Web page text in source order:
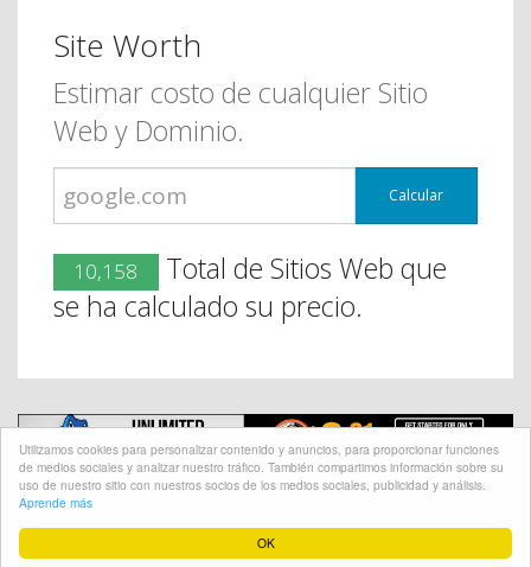
OK
Utilizamos cookies para personalizar contenido y anuncios, para proporcionar funciones
de medios sociales y analizar nuestro tráfico. También compartimos información sobre su
uso de nuestro sitio con nuestros socios de los medios sociales, publicidad y análisis.
Aprende más
Site Worth
Estimar costo de cualquier Sitio
Web y Dominio.
Calcular
10,158
Total de Sitios Web que
se ha calculado su precio.
@ CopyRight 2018 Site Worth